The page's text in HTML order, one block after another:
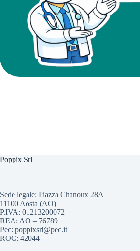
Poppix Srl
Sede legale: Piazza Chanoux 28A
11100 Aosta (AO)
P.IVA: 01213200072
REA: AO – 76789
Pec: poppixsrl@pec.it
ROC: 42044